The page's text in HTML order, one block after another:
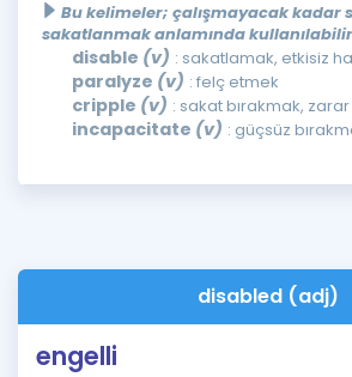
Bu kelimeler; çalışmayacak kadar
sakatlanmak anlamında
disable (v) : sakatlamak, etkisiz
paralyze (v) : felç etmek
cripple (v) : sakat bırakmak,
incapacitate (v) : güçsüz
disabled (adj)
engelli